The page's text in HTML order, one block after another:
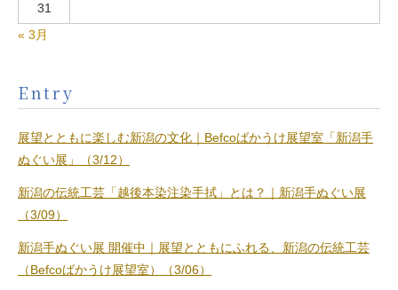
31
« 3月
Entry
展望とともに楽しむ新潟の文化｜Befcoばかうけ展望室「新潟手
ぬぐい展」（3/12）
新潟の伝統工芸「越後本染注染手拭」とは？｜新潟手ぬぐい展
（3/09）
新潟手ぬぐい展 開催中｜展望とともにふれる、新潟の伝統工芸
（Befcoばかうけ展望室）（3/06）